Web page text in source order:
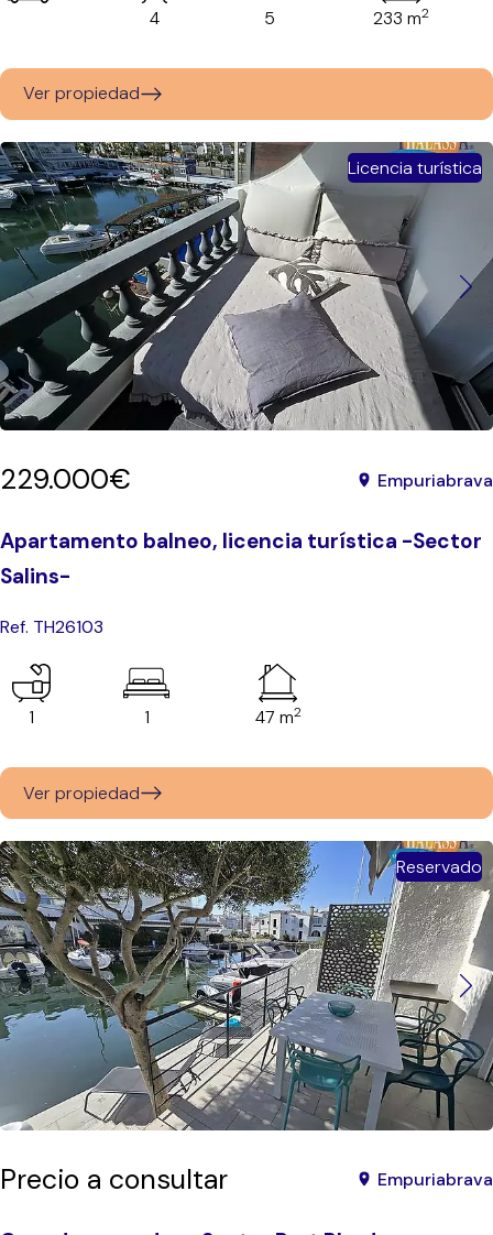
4 5 233 m2
Ver propiedad
Licencia turística
229.000€ Empuriabrava
Apartamento balneo, licencia turística -Sector
Salins-
Ref. TH26103
1 1 47 m2
Ver propiedad
Reservado
Precio a consultar Empuriabrava